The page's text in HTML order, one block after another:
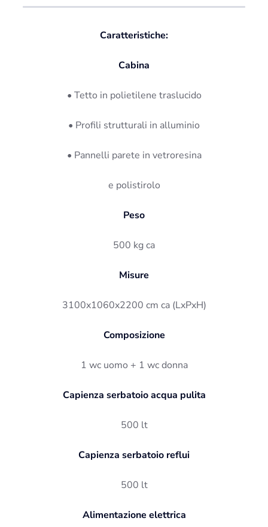
Caratteristiche:
Cabina
• Tetto in polietilene traslucido
• Profili strutturali in alluminio
• Pannelli parete in vetroresina
e polistirolo
Peso
500 kg ca
Misure
3100x1060x2200 cm ca (LxPxH)
Composizione
1 wc uomo + 1 wc donna
Capienza serbatoio acqua pulita
500 lt
Capienza serbatoio reflui
500 lt
Alimentazione elettrica